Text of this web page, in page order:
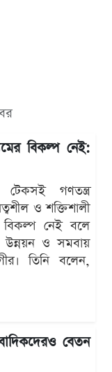
বিকল্প নেই:
টেকসই গণতন্ত্র
ও শক্তিশালী
নেই বলে
উন্নয়ন ও সমবায়
তিনি বলেন,
বেতন